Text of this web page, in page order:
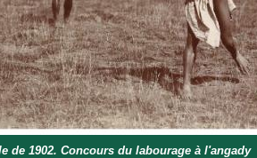
de 1902. Concours du labourage à l'angady